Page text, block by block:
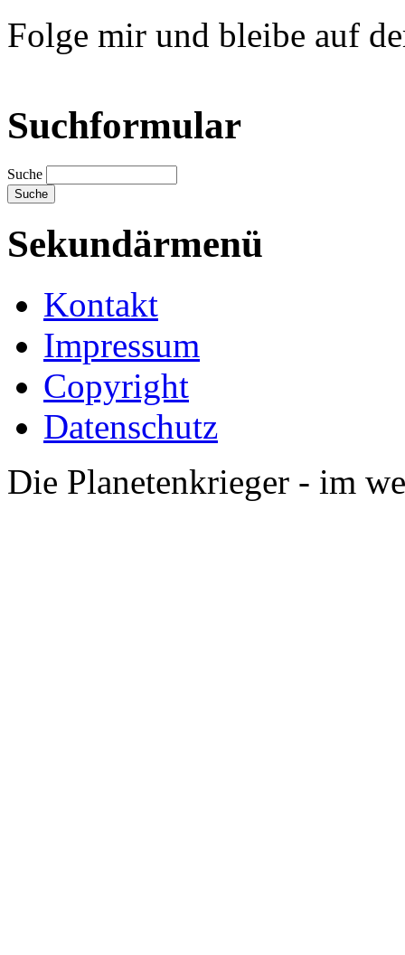
Folge mir und bleibe auf
Suchformular
Suche
Sekundärmenü
Kontakt
Impressum
Copyright
Datenschutz
Die Planetenkrieger - im